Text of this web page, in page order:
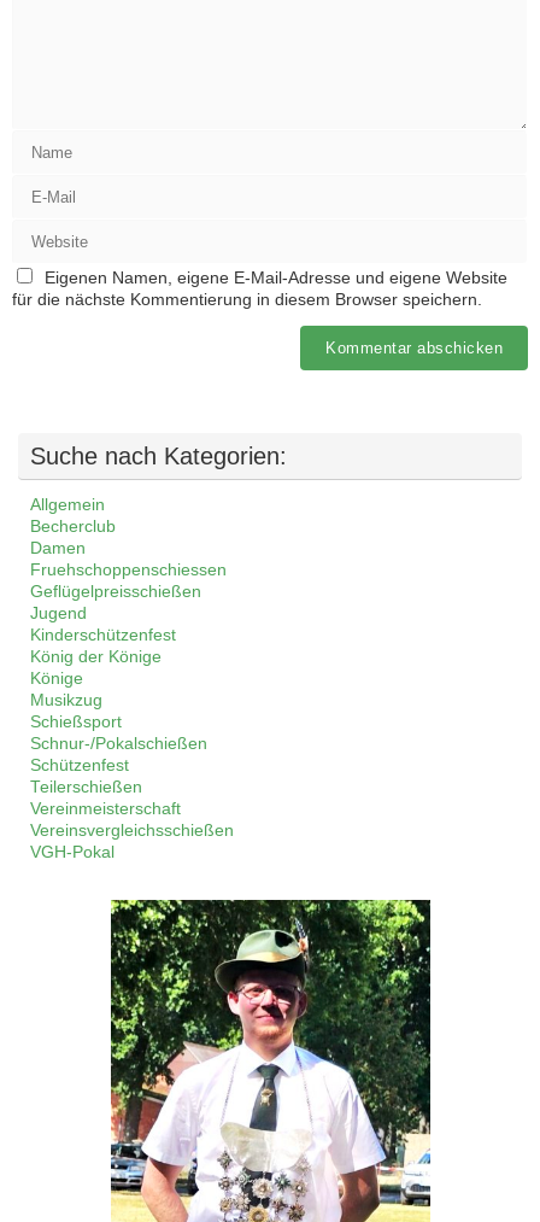
Eigenen Namen, eigene E-Mail-Adresse und eigene Website
für die nächste Kommentierung in diesem Browser speichern.
Suche nach Kategorien:
Allgemein
Becherclub
Damen
Fruehschoppenschiessen
Geflügelpreisschießen
Jugend
Kinderschützenfest
König der Könige
Könige
Musikzug
Schießsport
Schnur-/Pokalschießen
Schützenfest
Teilerschießen
Vereinmeisterschaft
Vereinsvergleichsschießen
VGH-Pokal